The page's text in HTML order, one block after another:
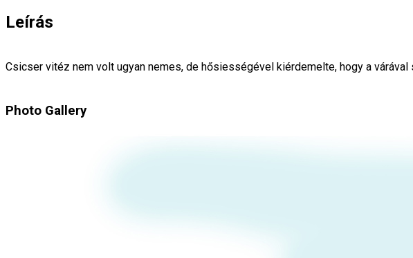
Leírás
Csicser vitéz nem volt ugyan nemes, de hősiességével kiérdemelte, hogy a
Photo Gallery